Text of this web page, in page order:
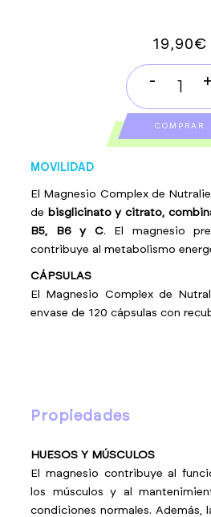
19,90€
quantity
- +
COMPRAR
MOVILIDAD
El Magnesio Complex de
de bisglicinato y citrato,
B5, B6 y C. El magnesio
contribuye al metabolismo
CÁPSULAS
El Magnesio Complex de
envase de 120 cápsulas con
propiedades
HUESOS Y MÚSCULOS
El magnesio contribuye al
los músculos y al
condiciones normales. Además,